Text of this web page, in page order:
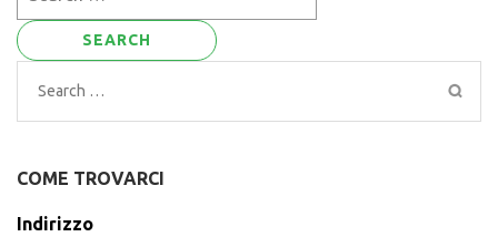
Search
for:
COME TROVARCI
Indirizzo